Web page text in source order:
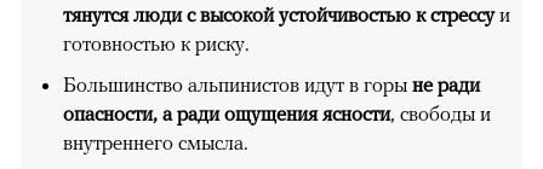
тянутся люди с высокой устойчивостью к стрессуи
готовностью к риску.
Большинство альпинистов идут в горы не ради
опасности, а ради ощущения ясности, свободы и
внутреннего смысла.